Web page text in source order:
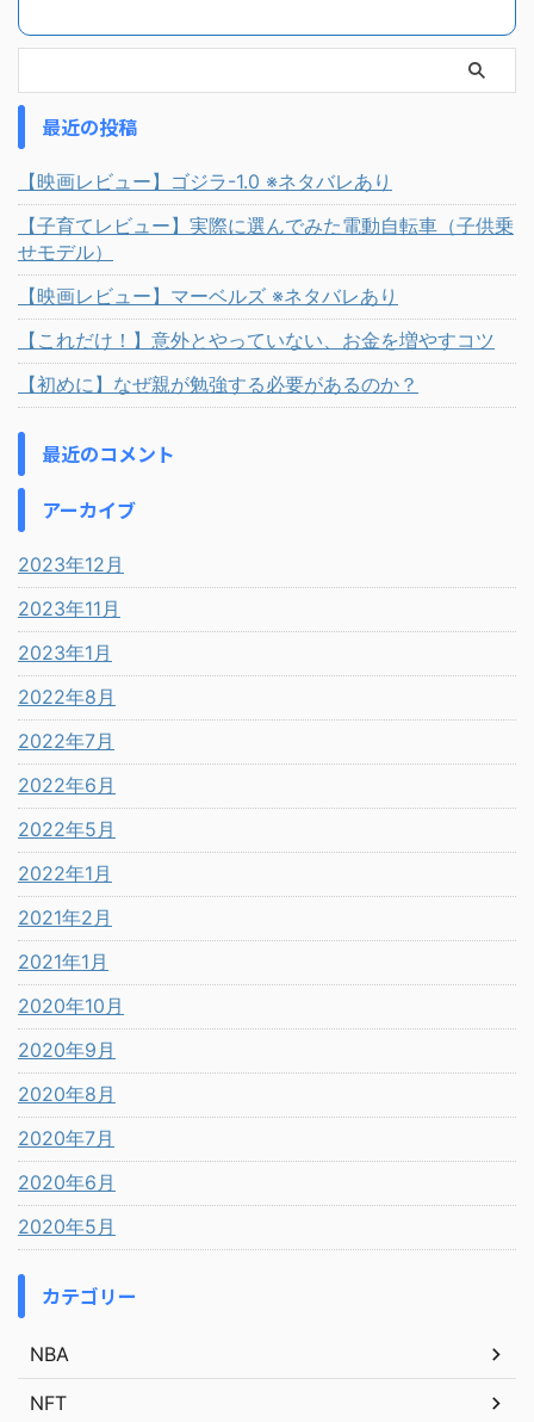
最近の投稿
【映画レビュー】ゴジラ-1.0 ※ネタバレあり
【子育てレビュー】実際に選んでみた電動自転車（子供乗
せモデル）
【映画レビュー】マーベルズ ※ネタバレあり
【これだけ！】意外とやっていない、お金を増やすコツ
【初めに】なぜ親が勉強する必要があるのか？
最近のコメント
アーカイブ
2023年12月
2023年11月
2023年1月
2022年8月
2022年7月
2022年6月
2022年5月
2022年1月
2021年2月
2021年1月
2020年10月
2020年9月
2020年8月
2020年7月
2020年6月
2020年5月
カテゴリー
NBA
NFT